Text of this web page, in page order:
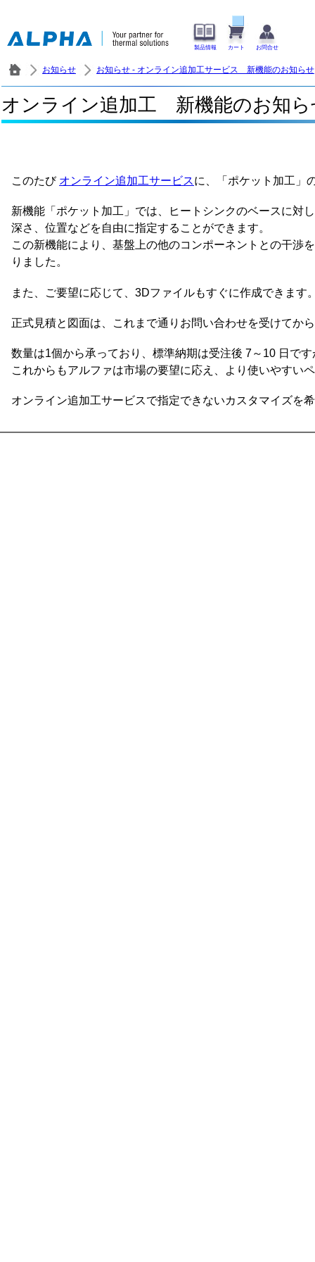
製品情報 カート お問合せ
お知らせ お知らせ - オンライン追加工サービス 新機能のお知らせ
オンライン追加工 新機能のお知ら
このたび オンライン追加工サービスに、「ポケット加工」
新機能「ポケット加工」では、ヒートシンクのベースに対
深さ、位置などを自由に指定することができます。
この新機能により、基盤上の他のコンポーネントとの干渉
りました。
また、ご要望に応じて、3Dファイルもすぐに作成できます
正式見積と図面は、これまで通りお問い合わせを受けてか
数量は1個から承っており、標準納期は受注後 7～10 日で
これからもアルファは市場の要望に応え、より使いやすい
オンライン追加工サービスで指定できないカスタマイズを